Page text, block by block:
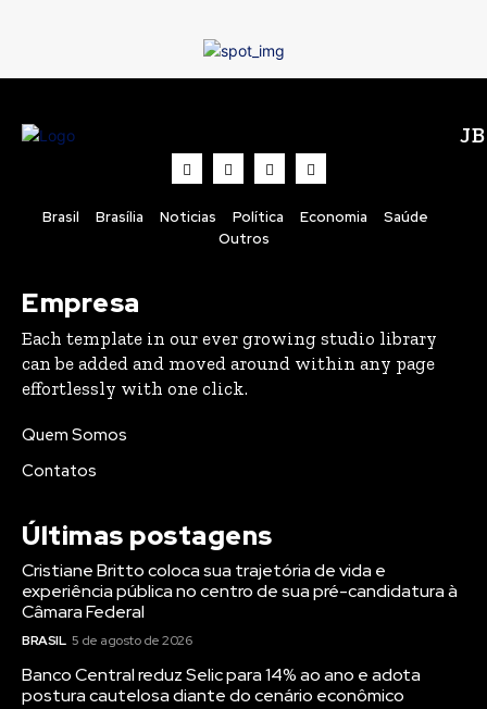
Brasil Brasília Noticias Política Economia
Saúde
Outros
Empresa
Each template in our ever growing studio library
can be added and moved around within any page
effortlessly with one click.
Quem Somos
Contatos
Últimas postagens
Cristiane Britto coloca sua trajetória de vida e
experiência pública no centro de sua pré-candidatura à
Câmara Federal
BRASIL 5 de agosto de 2026
Banco Central reduz Selic para 14% ao ano e adota
postura cautelosa diante do cenário econômico